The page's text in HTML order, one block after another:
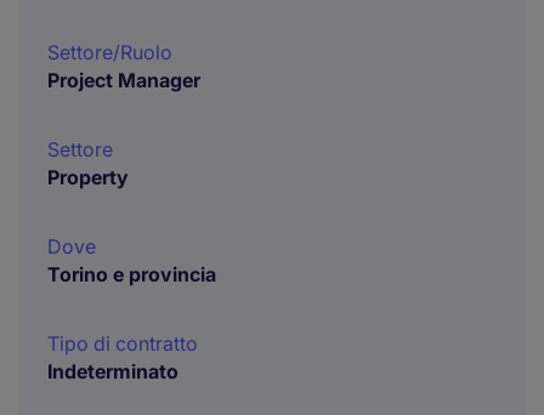
Settore/Ruolo
Project Manager
Settore
Property
Dove
Torino e provincia
Tipo di contratto
Indeterminato